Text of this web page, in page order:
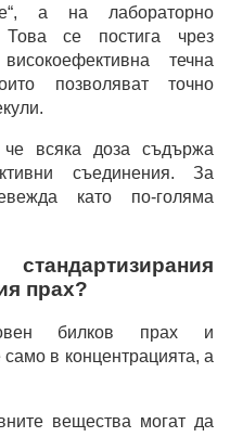
а на лабораторно
Това се постига чрез
течна
позволяват точно
че всяка доза съдържа
съединения. За
като по-голяма
прах?
билков прах и
само в концентрацията, а
вещества могат да